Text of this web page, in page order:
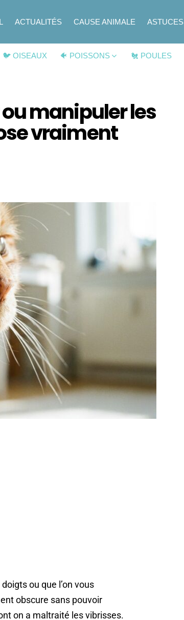
ACTUALITÉS CAUSE ANIMALE ASTUCES
🐦 OISEAUX 🐠 POISSONS 🐔 POULES
manipuler les
vraiment
ou que l’on vous
obscure sans pouvoir
on a maltraité les vibrisses.